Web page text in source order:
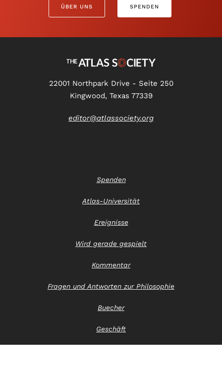
ÜBER UNS SPENDEN
22001 Northpark Drive - Seite 250
Kingwood, Texas 77339
editor@atlassociety.org
Spenden
Atlas-Universität
Ereignisse
Wird gerade gespielt
Kommentar
Fragen und Antworten zur Philosophie
Buecher
Geschäft